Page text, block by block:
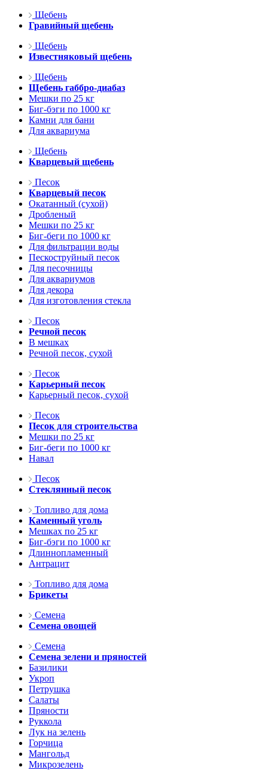
Щебень
Гравийный щебень
Щебень
Известняковый щебень
Щебень
Щебень габбро-диабаз
Мешки по 25 кг
Биг-бэги по 1000 кг
Камни для бани
Для аквариума
Щебень
Кварцевый щебень
Песок
Кварцевый песок
Окатанный (сухой)
Дробленый
Мешки по 25 кг
Биг-беги по 1000 кг
Для фильтрации воды
Пескоструйный песок
Для песочницы
Для аквариумов
Для декора
Для изготовления стекла
Песок
Речной песок
В мешках
Речной песок, сухой
Песок
Карьерный песок
Карьерный песок, сухой
Песок
Песок для строительства
Мешки по 25 кг
Биг-беги по 1000 кг
Навал
Песок
Стеклянный песок
Топливо для дома
Каменный уголь
Мешках по 25 кг
Биг-бэги по 1000 кг
Длиннопламенный
Антрацит
Топливо для дома
Брикеты
Семена
Семена овощей
Семена
Семена зелени и пряностей
Базилики
Укроп
Петрушка
Салаты
Пряности
Руккола
Лук на зелень
Горчица
Мангольд
Микрозелень